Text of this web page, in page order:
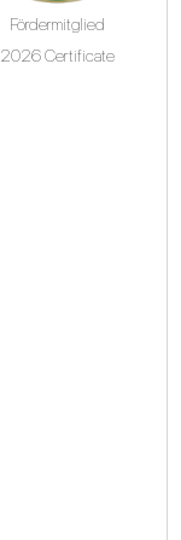
Fördermitglied
2026 Certificate